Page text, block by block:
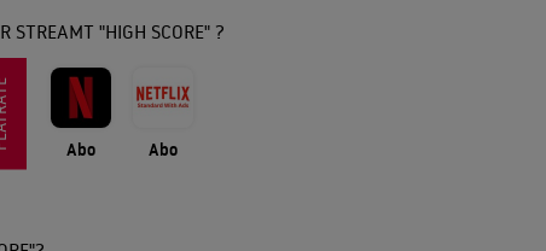
STREAMT "HIGH SCORE" ?
Abo Abo